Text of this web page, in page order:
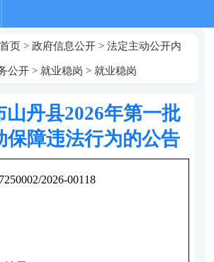
首页> 政府信息公开> 法定主动公开内
公开> 就业稳岗 > 就业稳岗
山丹县2026年第一批
保障违法行为的公告
2026-00118